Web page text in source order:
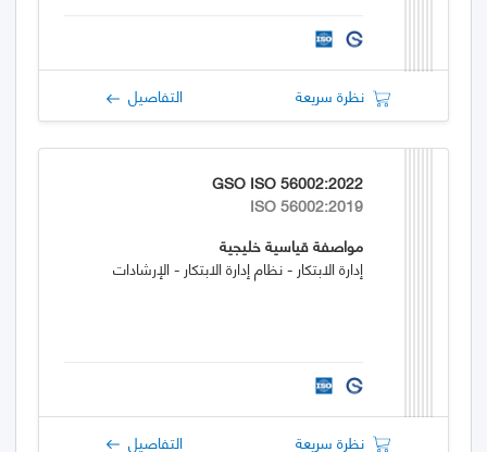
نظرة سريعة التفاصيل
GSO ISO 56002:2022
ISO 56002:2019
مواصفة قياسية خليجية
إدارة الابتكار - نظام إدارة الابتكار - الإرشادات
نظرة سريعة التفاصيل